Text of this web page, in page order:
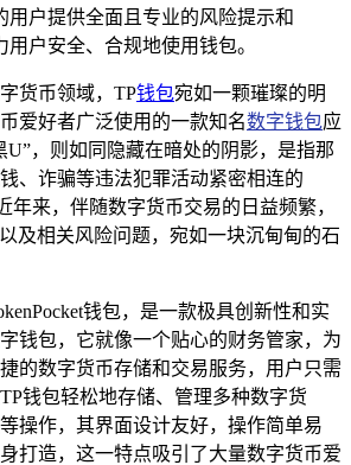
用户提供全面且专业的风险提示和
用户安全、合规地使用钱包。
货币领域，TP钱包宛如一颗璀璨的明
爱好者广泛使用的一款知名数字钱包应
U”，则如同隐藏在暗处的阴影，是指那
、诈骗等违法犯罪活动紧密相连的
年来，伴随数字货币交易的日益频繁，
及相关风险问题，宛如一块沉甸甸的石
钱包，是一款极具创新性和实
钱包，它就像一个贴心的财务管家，为
的数字货币存储和交易服务，用户只需
钱包轻松地存储、管理多种数字货
操作，其界面设计友好，操作简单易
打造，这一特点吸引了大量数字货币爱